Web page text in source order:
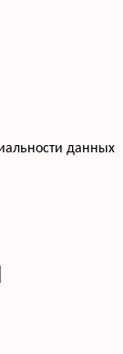
данных